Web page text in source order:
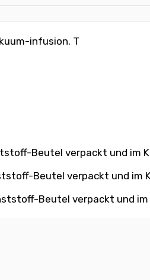
infusion. T
Beutel verpackt und im
Beutel verpackt und im
Beutel verpackt und im